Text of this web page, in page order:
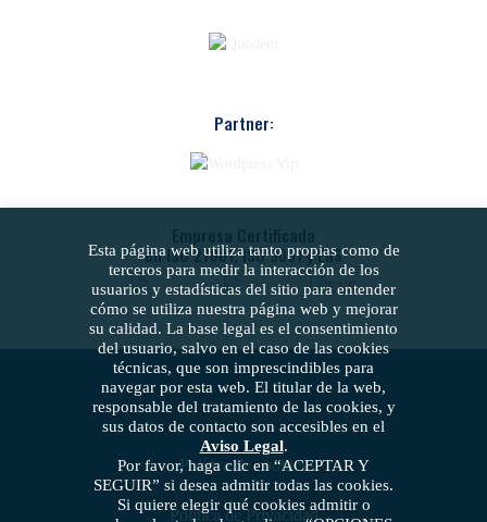
Partner:
Empresa Certificada
en ISO 27001, ISO 9001 y ENS
Política de cookies
Política de Privacidad
Esta página web utiliza tanto propias como de
terceros para medir la interacción de los
usuarios y estadísticas del sitio para entender
cómo se utiliza nuestra página web y mejorar
su calidad. La base legal es el consentimiento
del usuario, salvo en el caso de las cookies
técnicas, que son imprescindibles para
navegar por esta web. El titular de la web,
responsable del tratamiento de las cookies, y
sus datos de contacto son accesibles en el
Aviso Legal.
Por favor, haga clic en “ACEPTAR Y
SEGUIR” si desea admitir todas las cookies.
Si quiere elegir qué cookies admitir o